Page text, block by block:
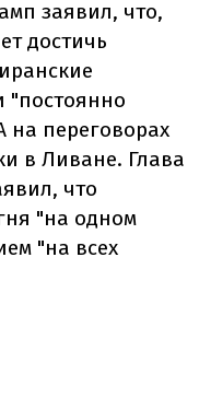
заявил, что,
достичь
"постоянно
переговорах
в Ливане. Глава
что
"на одном
"на всех